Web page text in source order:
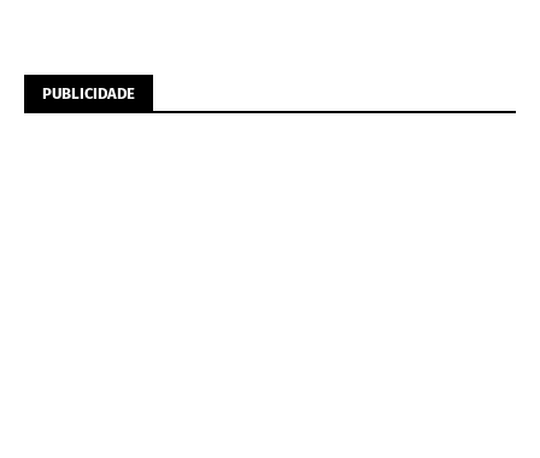
PUBLICIDADE